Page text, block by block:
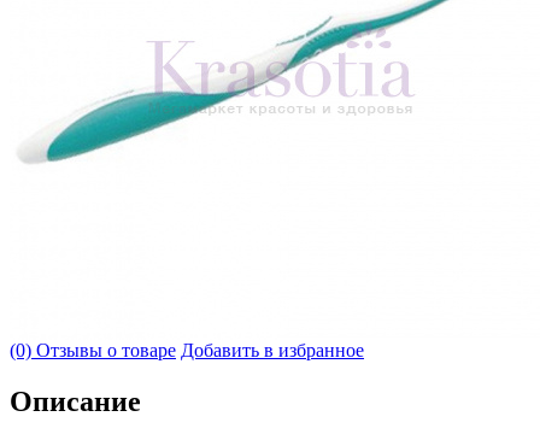
(0) Отзывы о товаре Добавить в избранное
Описание